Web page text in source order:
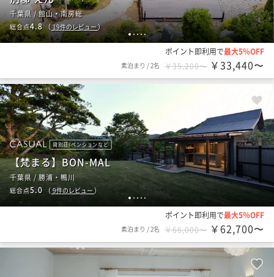
12345
千葉県 / 館山・南房総
総合点4.8（ 19件のレビュー）
ポイント即利用で最大5％OFF
素泊まり /2名 ￥35,200〜 ￥33,440〜
1 2 3 4 5
貸別荘/ペンションなど
【梵まる】BON-MAL
千葉県 / 勝浦・鴨川
総合点5.0 （ 9件のレビュー）
ポイント即利用で最大5％OFF
素泊まり /2名 ￥66,000〜 ￥62,700〜